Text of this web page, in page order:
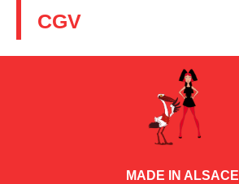
CGV
MADE IN ALSACE